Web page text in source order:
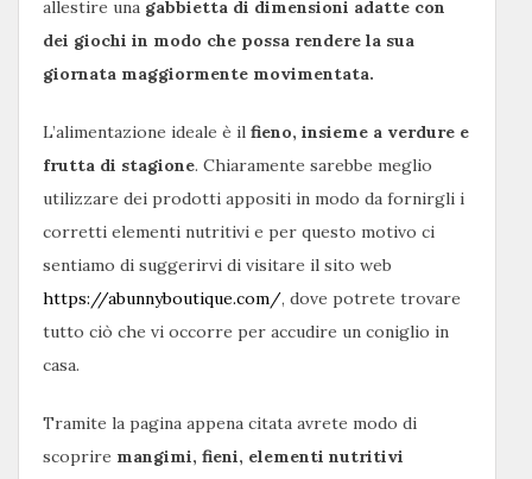
allestire una gabbietta di dimensioni adatte con
dei giochi in modo che possa rendere la sua
giornata maggiormente movimentata.
L’alimentazione ideale è il fieno, insieme a verdure e
frutta di stagione. Chiaramente sarebbe meglio
utilizzare dei prodotti appositi in modo da fornirgli i
corretti elementi nutritivi e per questo motivo ci
sentiamo di suggerirvi di visitare il sito web
https://abunnyboutique.com/, dove potrete trovare
tutto ciò che vi occorre per accudire un coniglio in
casa.
Tramite la pagina appena citata avrete modo di
scoprire mangimi, fieni, elementi nutritivi